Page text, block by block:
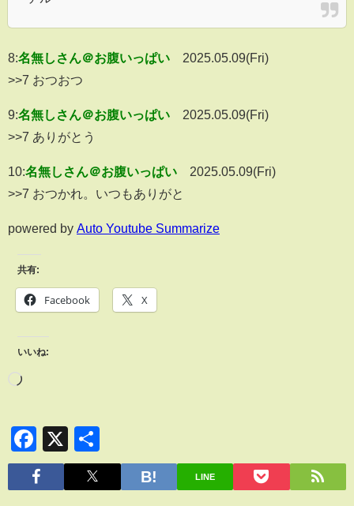
8:名無しさん＠お腹いっぱい
2025.05.09(Fri)
>>7 おつおつ
9:名無しさん＠お腹いっぱい
2025.05.09(Fri)
>>7 ありがとう
10:名無しさん＠お腹いっぱい
2025.05.09(Fri)
>>7 おつかれ。いつもありがと
powered by Auto Youtube Summarize
共有:
Facebook X
いいね:
Facebook
X
有
LINE